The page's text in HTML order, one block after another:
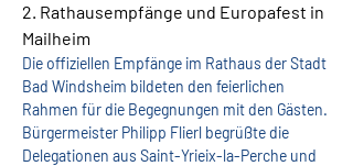
2. Rathausempfänge und Europafest in
Mailheim
Die offiziellen Empfänge im Rathaus der Stadt
Bad Windsheim bildeten den feierlichen
Rahmen für die Begegnungen mit den Gästen.
Bürgermeister Philipp Flierl begrüßte die
Delegationen aus Saint-Yrieix-la-Perche und